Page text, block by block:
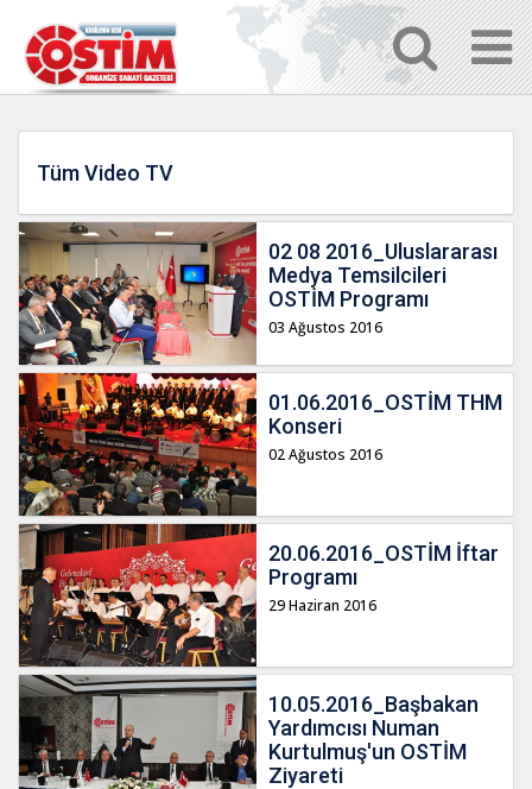
Tüm Video TV
02 08 2016_Uluslararası
Medya Temsilcileri
OSTİM Programı
03 Ağustos 2016
01.06.2016_OSTİM THM
Konseri
02 Ağustos 2016
20.06.2016_OSTİM İftar
Programı
29 Haziran 2016
10.05.2016_Başbakan
Yardımcısı Numan
Kurtulmuş'un OSTİM
Ziyareti